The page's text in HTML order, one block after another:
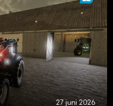
27 juni 2026